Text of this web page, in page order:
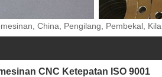
China, Pengilang, Pembekal,
CNC Ketepatan ISO 9001